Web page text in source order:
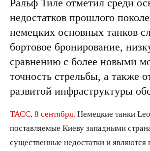
Ральф Тиле отметил среди
недостатков прошлого
немецких основных танков
бортовое бронирование,
сравнению с более новыми
точность стрельбы, а также
развитой инфраструктуры
ТАСС, 8 сентября. Немецкие танки
поставляемые Киеву западными
существенные недостатки и являются